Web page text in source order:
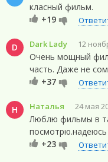
класный фильм.
+19
D Dark Lady 12
Очень мощный
часть. Даже не
+37
Н Наталья 24 мая
Люблю фильмы в
посмотрю.надеюсь
+23